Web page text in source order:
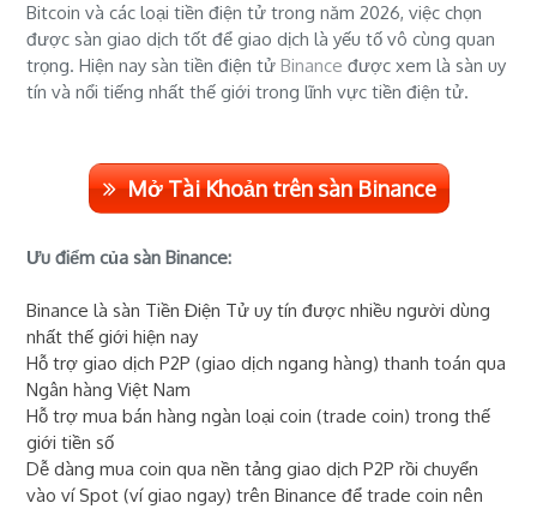
Bitcoin và các loại tiền điện tử trong năm 2026, việc chọn
được sàn giao dịch tốt để giao dịch là yếu tố vô cùng quan
trọng. Hiện nay sàn tiền điện tửBinance được xem là sàn uy
tín và nổi tiếng nhất thế giới trong lĩnh vực tiền điện tử.
Mở Tài Khoản trên sàn Binance
Ưu điểm của sàn Binance:
Binance là sàn Tiền Điện Tử uy tín được nhiều người dùng
nhất thế giới hiện nay
Hỗ trợ giao dịch P2P (giao dịch ngang hàng) thanh toán qua
Ngân hàng Việt Nam
Hỗ trợ mua bán hàng ngàn loại coin (trade coin) trong thế
giới tiền số
Dễ dàng mua coin qua nền tảng giao dịch P2P rồi chuyển
vào ví Spot (ví giao ngay) trên Binance để trade coin nên